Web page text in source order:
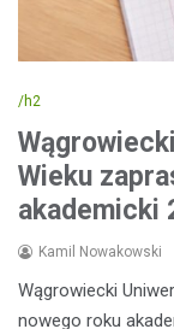
/h2
Wieku
akademicki
Kamil Nowakowski
Wągrowiecki
nowego roku